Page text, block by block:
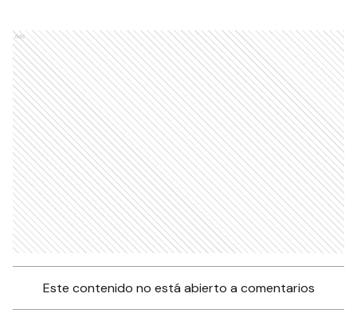
Ads
Este contenido no está abierto a comentarios